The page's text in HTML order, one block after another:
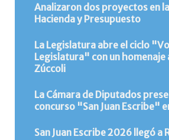
Analizaron dos proyectos en
Hacienda y Presupuesto
La Legislatura abre el ciclo
Legislatura" con un homenaje
Zúccoli
La Cámara de Diputados
concurso "San Juan Escribe"
San Juan Escribe 2026 llegó a